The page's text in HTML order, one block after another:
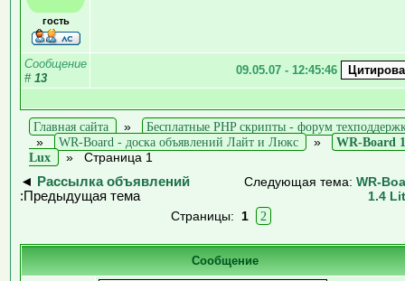
гость
Сообщение
# 13
09.05.07 - 12:45:46
Главная сайта »
Бесплатные PHP скрипты - форум
»
WR-Board - доска объявлений Лайт и Люкс »
WR-Board
Lux
» Страница 1
◄
Рассылка объявлений
:Предыдущая тема
Следующая тема: WR-
1.4
Страницы: 1 2
Сообщение